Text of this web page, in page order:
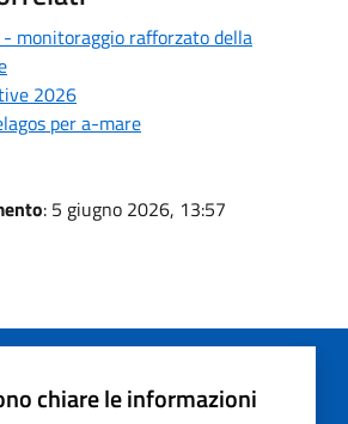
- monitoraggio rafforzato della
2026
per a-mare
: 5 giugno 2026, 13:57
chiare le informazioni